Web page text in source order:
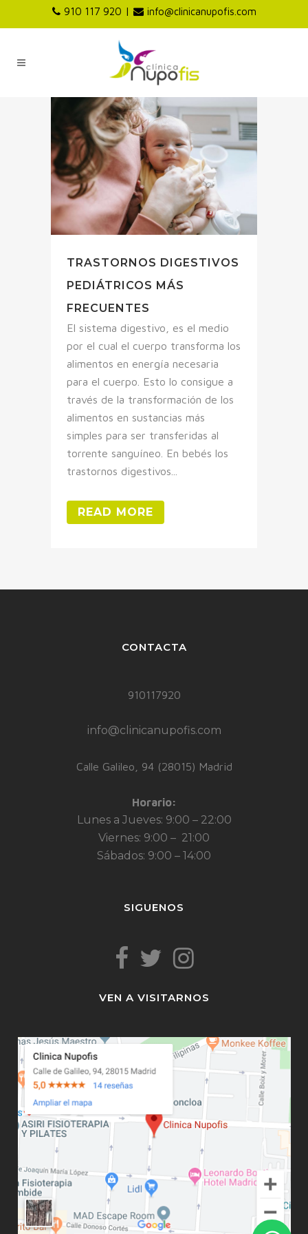
910 117 920 | info@clinicanupofis.com
TRASTORNOS DIGESTIVOS
PEDIÁTRICOS MÁS
FRECUENTES
El sistema digestivo, es el medio
por el cual el cuerpo transforma los
alimentos en energía necesaria
para el cuerpo. Esto lo consigue a
través de la transformación de los
alimentos en sustancias más
simples para ser transferidas al
torrente sanguíneo. En bebés los
trastornos digestivos...
READ MORE
CONTACTA
910117920
info@clinicanupofis.com
Calle Galileo, 94 (28015) Madrid
Horario:
Lunes a Jueves: 9:00 – 22:00
Viernes: 9:00 – 21:00
Sábados: 9:00 – 14:00
SIGUENOS
VEN A VISITARNOS